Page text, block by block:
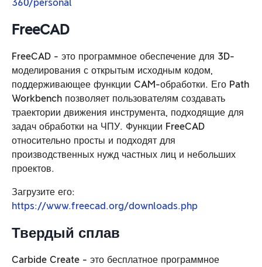
360/personal
FreeCAD
FreeCAD - это программное обеспечение для 3D-
моделирования с открытым исходным кодом,
поддерживающее функции CAM-обработки. Его Path
Workbench позволяет пользователям создавать
траектории движения инструмента, подходящие для
задач обработки на ЧПУ. Функции FreeCAD
относительно просты и подходят для
производственных нужд частных лиц и небольших
проектов.
Загрузите его:
https://www.freecad.org/downloads.php
Твердый сплав
Carbide Create - это бесплатное программное